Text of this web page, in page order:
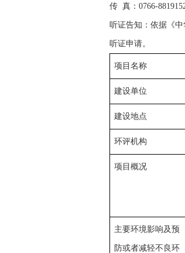
传 真：0766-
听证告知：依据《
听证申请。
项目名称
建设单位
建设地点
环评机构
项目概况
主要环境影响及预
防或者减轻不良环